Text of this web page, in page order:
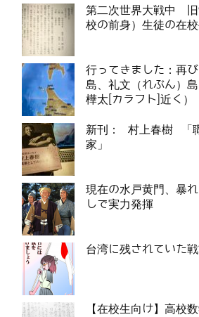
第二次世界大戦中 旧
校の前身）生徒の在
行ってきました：再び
島、礼文（れぶん）
樺太[カラフト]近く）
新刊： 村上春樹 「
家」
現在の水戸黄門、暴
しで実力発揮
台湾に残されていた
【在校生向け】高校